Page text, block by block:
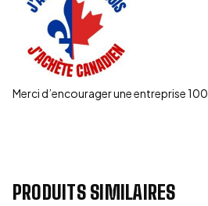
Merci d’encourager une entreprise
PRODUITS SIMILAIRES